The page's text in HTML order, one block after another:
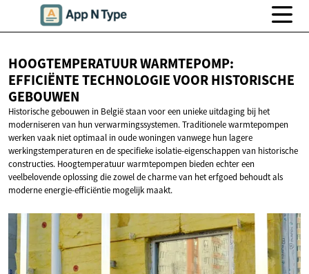
HOOGTEMPERATUUR WARMTEPOMP:
EFFICIËNTE TECHNOLOGIE VOORHISTORISCHE
GEBOUWEN
Historische gebouwen in België staan voor een unieke uitdaging bij het
moderniseren van hun verwarmingssystemen. Traditionele warmtepompen
werken vaak niet optimaal in oude woningen vanwege hun lagere
werkingstemperaturen en de specifieke isolatie-eigenschappen van historische
constructies. Hoogtemperatuur warmtepompen bieden echter een
veelbelovende oplossing die zowel de charme van het erfgoed behoudt als
moderne energie-efficiëntie mogelijk maakt.